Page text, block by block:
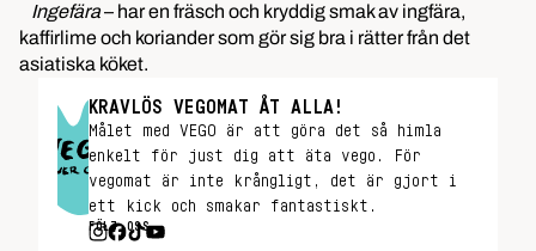
Ingefära– har en fräsch och kryddig smak av ingfära,
kaffirlime och koriander som gör sig bra i rätter från det
asiatiska köket.
KRAVLÖS VEGOMAT ÅT ALLA!
Målet med VEGO är att göra det så himla
enkelt för just dig att äta vego. För
vegomat är inte krångligt, det är gjort i
ett kick och smakar fantastiskt.
FÖLJ OSS